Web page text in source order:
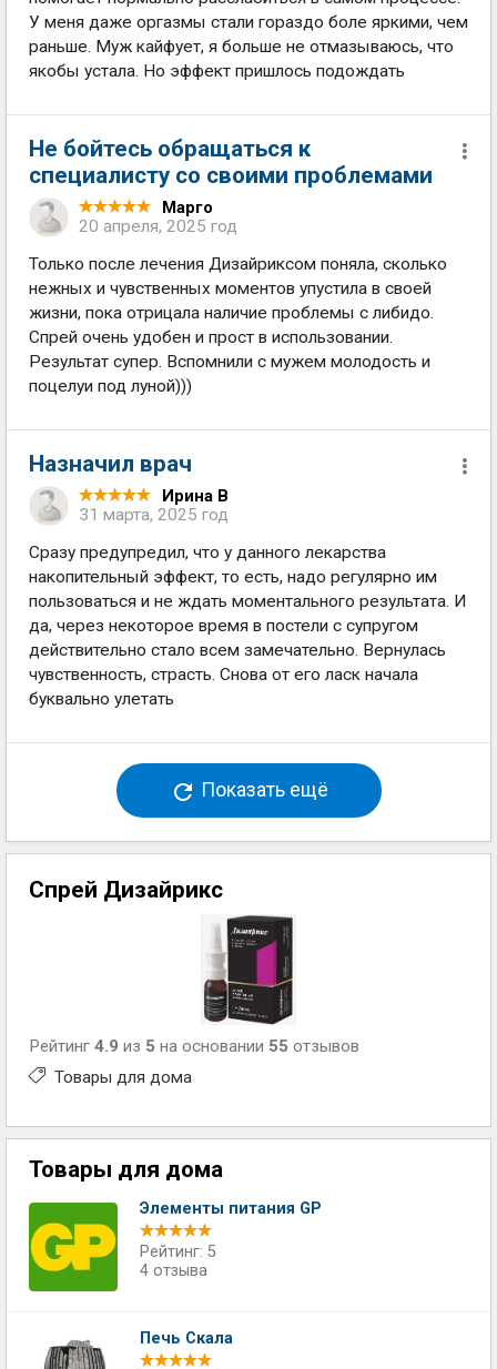
У меня даже оргазмы стали гораздо боле яркими, чем
раньше. Муж кайфует, я больше не отмазываюсь, что
якобы устала. Но эффект пришлось подождать
Не бойтесь обращаться к
специалисту со своими проблемами
Марго
20 апреля, 2025 год
Только после лечения Дизайриксом поняла, сколько
нежных и чувственных моментов упустила в своей
жизни, пока отрицала наличие проблемы с либидо.
Спрей очень удобен и прост в использовании.
Результат супер. Вспомнили с мужем молодость и
поцелуи под луной)))
Назначил врач
Ирина В
31 марта, 2025 год
Сразу предупредил, что у данного лекарства
накопительный эффект, то есть, надо регулярно им
пользоваться и не ждать моментального результата. И
да, через некоторое время в постели с супругом
действительно стало всем замечательно. Вернулась
чувственность, страсть. Снова от его ласк начала
буквально улетать
Показать ещё
Спрей Дизайрикс
Рейтинг 4.9 из 5 на основании 55 отзывов
Товары для дома
Товары для дома
Элементы питания GP
Рейтинг: 5
4 отзыва
Печь Скала